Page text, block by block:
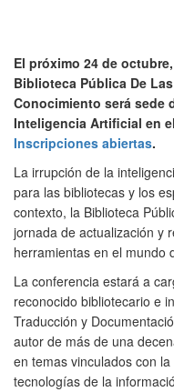
El próximo 24 de
Biblioteca Pública De
Conocimiento será sede
Inteligencia Artificial en
Inscripciones abiertas.
La irrupción de la
para las bibliotecas y los
contexto, la Biblioteca
jornada de actualización y
herramientas en el mundo
La conferencia estará a
reconocido bibliotecario e
Traducción y
autor de más de una
en temas vinculados con
tecnologías de la